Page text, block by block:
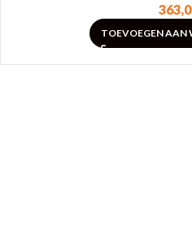
TOEVOEGEN AAN